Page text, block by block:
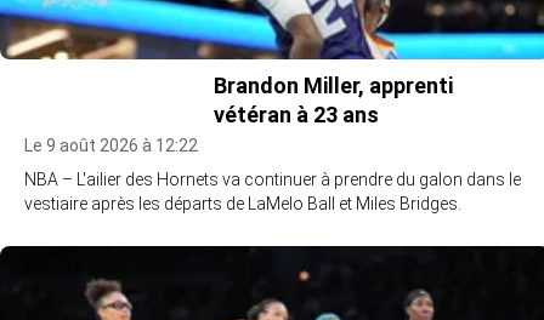
Brandon Miller, apprenti
vétéran à 23 ans
Le 9 août 2026 à 12:22
NBA – L'ailier des Hornets va continuer à prendre du galon dans le
vestiaire après les départs de LaMelo Ball et Miles Bridges.